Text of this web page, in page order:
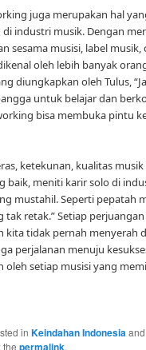
juga merupakan hal
industri musik. Dengan
sesama musisi, label musik,
oleh lebih banyak
diungkapkan oleh Tulus,
untuk belajar dan
bisa membuka pintu
ketekunan, kualitas
baik, meniti karir solo di
mustahil. Seperti pepatah
tak retak.” Setiap
kita tidak pernah menyerah
perjalanan menuju
oleh setiap musisi yang
inKeindahan Indonesia
thepermalink.